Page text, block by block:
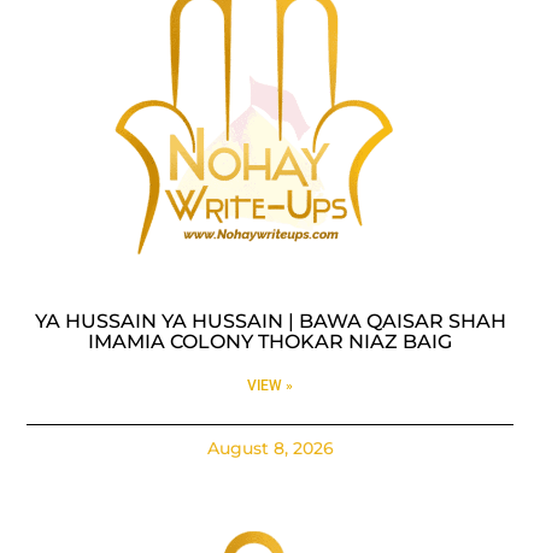
YA HUSSAIN YA HUSSAIN | BAWA QAISAR SHAH
IMAMIA COLONY THOKAR NIAZ BAIG
VIEW »
August 8, 2026